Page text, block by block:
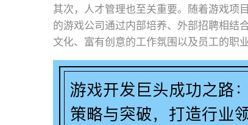
其次，人才管理也至关重要。随着游戏项
的游戏公司通过内部培养、外部招聘相结
文化、富有创意的工作氛围以及员工的职